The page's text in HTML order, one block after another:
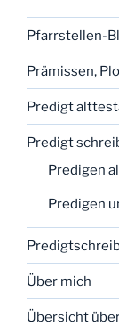
Pfarrstellen-
Prämissen,
Predigt
Predigt
Predigen
Predigen
Über mich
Übersicht